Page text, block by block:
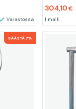
Varastossa
304,10€
1 malli
SÄÄSTÄ 7%